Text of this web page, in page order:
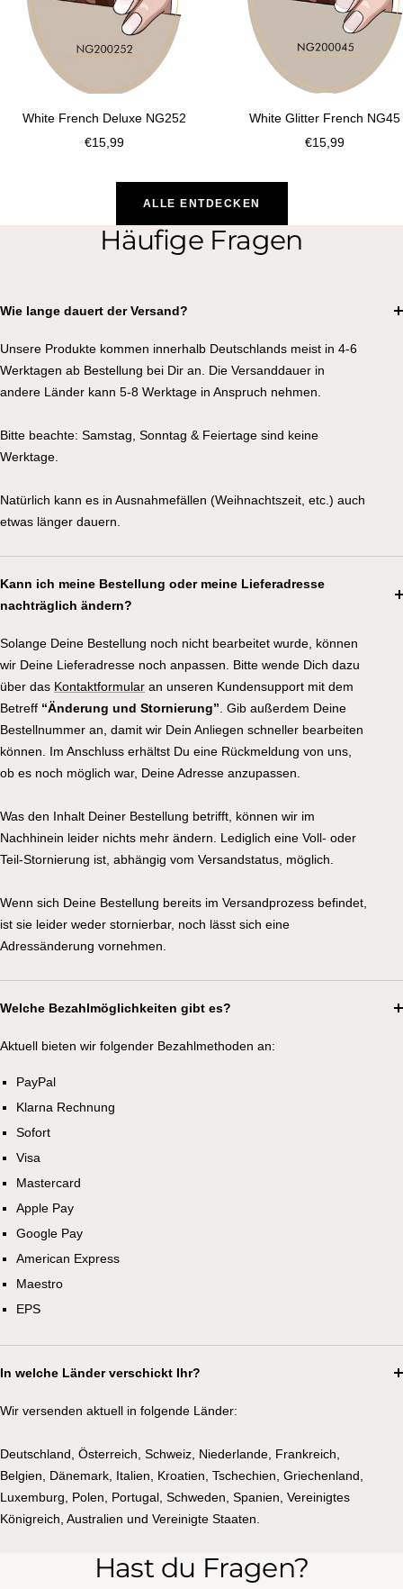
White French Deluxe NG252
Sale
€15,99
White Glitter French NG45
Sale
€15,99
ALLE ENTDECKEN
Häufige Fragen
Wie lange dauert der Versand?
Unsere Produkte kommen innerhalb Deutschlands meist in 4-6
Werktagen ab Bestellung bei Dir an. Die Versanddauer in
andere Länder kann 5-8 Werktage in Anspruch nehmen.
Bitte beachte: Samstag, Sonntag & Feiertage sind keine
Werktage.
Natürlich kann es in Ausnahmefällen (Weihnachtszeit, etc.) auch
etwas länger dauern.
Kann ich meine Bestellung oder meine Lieferadresse
nachträglich ändern?
Solange Deine Bestellung noch nicht bearbeitet wurde, können
wir Deine Lieferadresse noch anpassen. Bitte wende Dich dazu
über das Kontaktformular an unseren Kundensupport mit dem
Betreff “Änderung und Stornierung” . Gib außerdem Deine
Bestellnummer an, damit wir Dein Anliegen schneller bearbeiten
können. Im Anschluss erhältst Du eine Rückmeldung von uns,
ob es noch möglich war, Deine Adresse anzupassen.
Was den Inhalt Deiner Bestellung betrifft, können wir im
Nachhinein leider nichts mehr ändern. Lediglich eine Voll- oder
Teil-Stornierung ist, abhängig vom Versandstatus, möglich.
Wenn sich Deine Bestellung bereits im Versandprozess befindet,
ist sie leider weder stornierbar, noch lässt sich eine
Adressänderung vornehmen.
Welche Bezahlmöglichkeiten gibt es?
Aktuell bieten wir folgender Bezahlmethoden an:
PayPal
Klarna Rechnung
Sofort
Visa
Mastercard
Apple Pay
Google Pay
American Express
Maestro
EPS
In welche Länder verschickt Ihr?
Wir versenden aktuell in folgende Länder:
Deutschland, Österreich, Schweiz, Niederlande, Frankreich,
Belgien, Dänemark, Italien, Kroatien, Tschechien, Griechenland,
Luxemburg, Polen, Portugal, Schweden, Spanien, Vereinigtes
Königreich, Australien und Vereinigte Staaten.
Hast du Fragen?